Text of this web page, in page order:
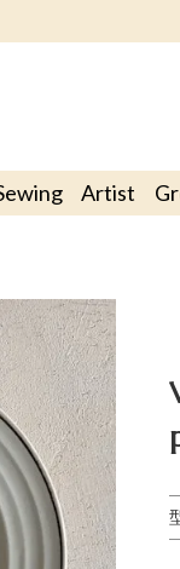
Artist